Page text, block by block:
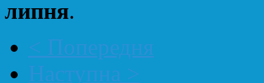
липня.
< Попередня
Наступна >